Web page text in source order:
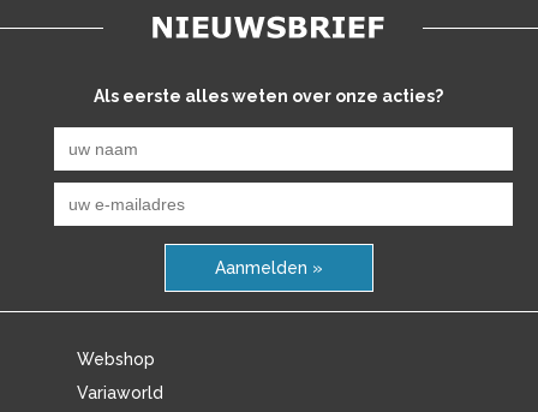
Als eerste alles weten over onze acties?
Aanmelden »
Webshop
Variaworld